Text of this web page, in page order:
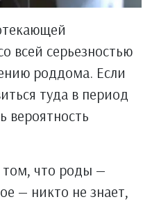
всей серьезностью
роддома. Если
туда в период
вероятность
том, что роды —
— никто не знает,